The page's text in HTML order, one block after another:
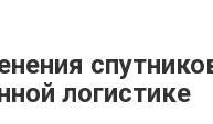
логистике